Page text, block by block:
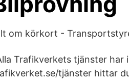
om körkort -
Trafikverkets tjänster
tjänster hittar